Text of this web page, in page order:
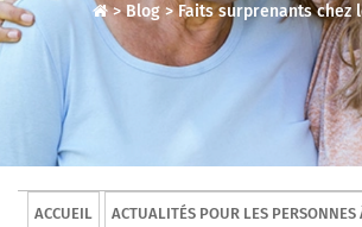
>Blog>Faits surprenants chez
ACCUEIL ACTUALITÉS POUR LES PERSONNES